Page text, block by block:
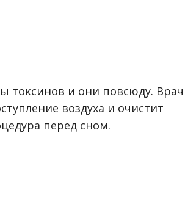
токсинов и они повсюду.
воздуха и очистит
перед сном.